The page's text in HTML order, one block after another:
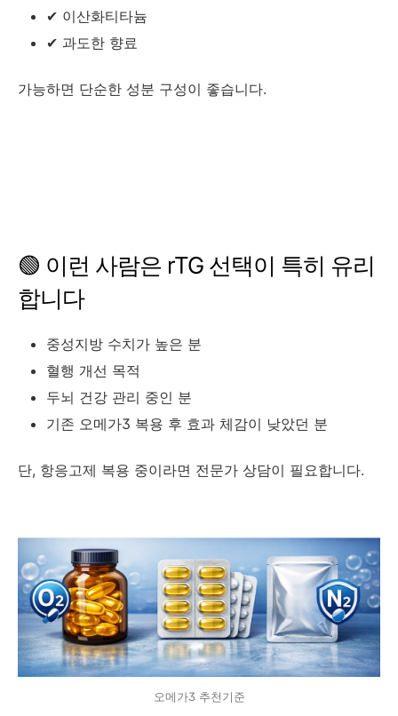
✔ 이산화티타늄
✔ 과도한 향료
가능하면 단순한 성분 구성이 좋습니다.
🟢 이런 사람은 rTG 선택이 특히 유리
합니다
중성지방 수치가 높은 분
혈행 개선 목적
두뇌 건강 관리 중인 분
기존 오메가3 복용 후 효과 체감이 낮았던 분
단, 항응고제 복용 중이라면 전문가 상담이 필요합니다.
오메가3 추천기준